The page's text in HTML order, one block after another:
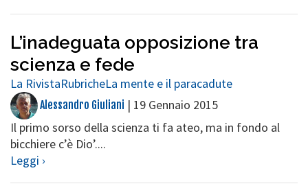
L’inadeguata opposizione tra
scienza e fede
La RivistaRubricheLa mente e il paracadute
Alessandro Giuliani | 19 Gennaio 2015
Il primo sorso della scienza ti fa ateo, ma in fondo al
bicchiere c’è Dio’....
Leggi ›